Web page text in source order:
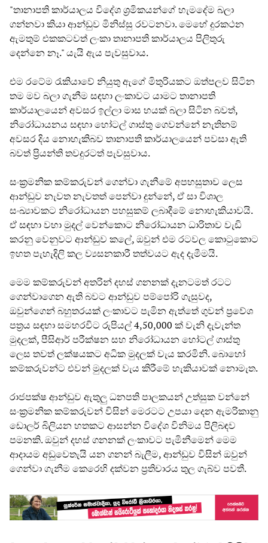
"තානාපති කාර්යාලය විදේශ ශ්‍රමිකයන්ගේ හැමදේම බලා
ගන්නවා කියා ආන්ඩුව මිනිස්සු රවටනවා. මෙහේ දුරකථන
ඇමතුම් එකකටවත් ලංකා තානාපති කාර්යාලය පිලිතුරු
දෙන්නෙ නෑ." යැයි ඇය පැවසුවාය.
එම රටේම රැකියාවේ නියුතු ඇගේ මිතුරියකට ඔත්පලව සිටින
තම මව බලා ගැනීම සඳහා ලංකාවට යාමට තානාපති
කාර්යාලයෙන් අවසර ඉල්ලා මාස හයක් බලා සිටින බවත්,
නිරෝධායනය සඳහා හෝටල් ගාස්තු ගෙවන්නේ නැතිනම්
අවසර දිය නොහැකිබව තානාපති කාර්යාලයෙන් පවසා ඇති
බවත් ප්‍රියන්ති තවදුරටත් පැවසුවාය.
සංක්‍රමනික කම්කරුවන් ගෙන්වා ගැනීමේ අපහසුතාව ලෙස
ආන්ඩුව නැවත නැවතත් පෙන්වා දුන්නේ, ඒ සා විශාල
සංඛ්‍යාවකට නිරෝධායන පහසුකම් ලබාදීමේ නොහැකියාවයි.
ඒ සඳහා වහා මුදල් වෙන්කොට නිරෝධායන ධාරිතාව වැඩි
කරනු වෙනුවට ආන්ඩුව කලේ, ඔවුන් එම රටවල කොටුකොට
ඉහත පැහැදිලි කල ව්‍යසනකාරී තත්වයට ඇද දැමීමයි.
මෙම කම්කරුවන් අතරින් දහස් ගනනක් දැනටමත් රටට
ගෙන්වාගෙන ඇති බවට ආන්ඩුව පම්පෝරි ගැසුවද,
ඔවුන්ගෙන් බහුතරයක් ලංකාවට පැමින ඇත්තේ ගුවන් ප්‍රවේශ
පත්‍රය සඳහා සමහරවිට රුපියල් 4,50,000 ක් වැනි දැවැන්ත
මුදලක්, පීසිආර් පරීක්ෂන සහ නිරෝධායන හෝටල් ගාස්තු
ලෙස තවත් ලක්ෂයකට අධික මුදලක් වැය කරමිනි. බොහෝ
කම්කරුවන්ට එවන් මුදලක් වැය කිරීමේ හැකියාවක් නොමැත.
රාජපක්ෂ ආන්ඩුව ඇතුලු ධනපති පාලකයන් උත්සුක වන්නේ
සංක්‍රමනික කම්කරුවන් විසින් මෙරටට උපයා දෙන ඇමරිකානු
ඩොලර් බිලියන හතකට ආසන්න විදේශ විනිමය පිලිබඳව
පමනකි. ඔවුන් දහස් ගනනක් ලංකාවට පැමිනීමෙන් මෙම
ආදායම අඩුවෙතැයි යන ගනන් බැලීම, ආන්ඩුව විසින් ඔවුන්
ගෙන්වා ගැනීම කෙරෙහි දක්වන ප්‍රතිචාරය තුල ගැබ්ව පවතී.